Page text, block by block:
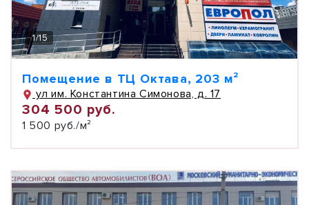
1/15
Помещение в ТЦ Октава, 203 м²
ул им. Константина Симонова, д. 17
304 500 руб.
1 500 руб./м²